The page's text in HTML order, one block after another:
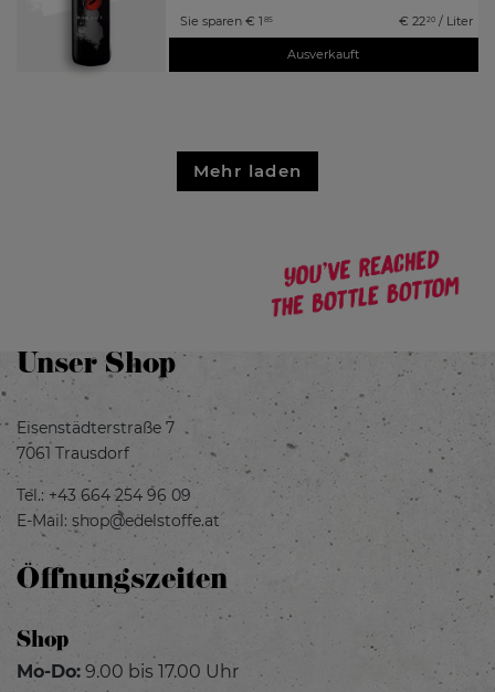
Sie sparen € 1 85 € 2220/ Liter
Ausverkauft
Mehr laden
Unser Shop
Eisenstädterstraße 7
7061 Trausdorf
Tel.: +43 664 254 96 09
E-Mail: shop@edelstoffe.at
Öffnungszeiten
Shop
Mo-Do: 9.00 bis 17.00 Uhr